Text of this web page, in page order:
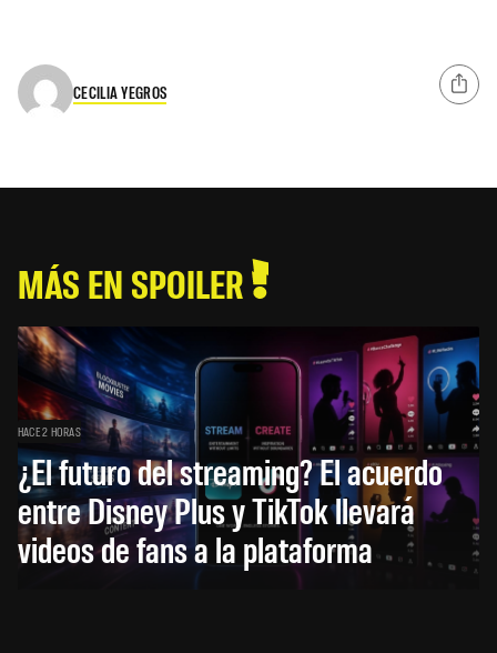
CECILIA YEGROS
MÁS EN SPOILER
HACE 2 HORAS
¿El futuro del streaming? El acuerdo
entre Disney Plus y TikTok llevará
videos de fans a la plataforma